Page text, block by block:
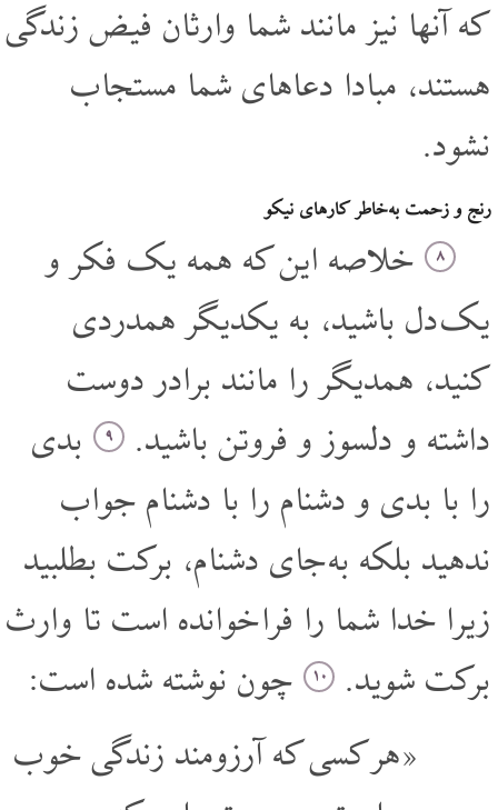
که آنها نیز مانند شما وارثان فیض زندگی
هستند، مبادا دعاهای شما مستجاب
نشود.
رنج و زحمت به خاطر کارهای نیکو
۸ خلاصه این که همه یک فکر و
یک دل باشید، به یکدیگر همدردی
کنید، همدیگر را مانند برادر دوست
داشته و دلسوز و فروتن باشید.
۹ بدی
را با بدی و دشنام را با دشنام جواب
ندهید بلکه به جای دشنام، برکت بطلبید
زیرا خدا شما را فرا خوانده است تا وارث
برکت شوید.
۱۰ چون نوشته شده است:
«هر کسی که آرزومند زندگی خوب